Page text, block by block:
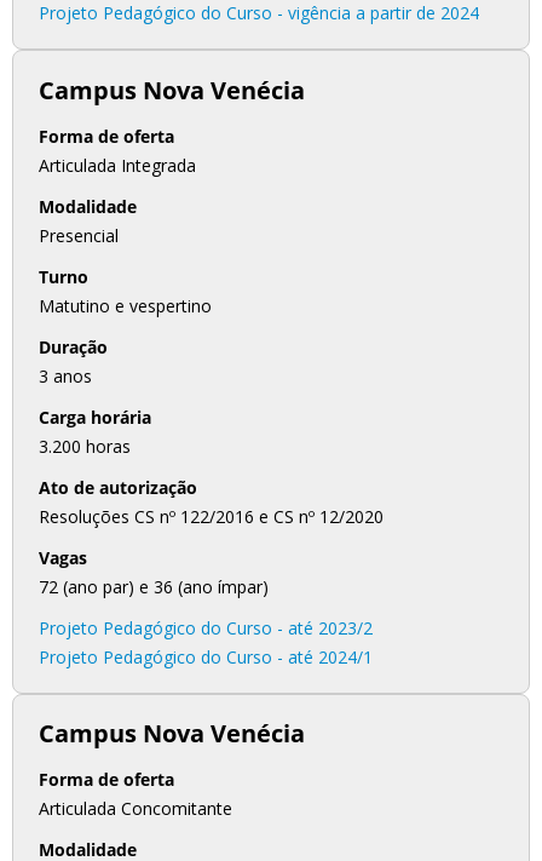
Projeto Pedagógico do Curso - vigência a partir de 2024
Campus Nova Venécia
Forma de oferta
Articulada Integrada
Modalidade
Presencial
Turno
Matutino e vespertino
Duração
3 anos
Carga horária
3.200 horas
Ato de autorização
Resoluções CS nº 122/2016 e CS nº 12/2020
Vagas
72 (ano par) e 36 (ano ímpar)
Projeto Pedagógico do Curso - até 2023/2
Projeto Pedagógico do Curso - até 2024/1
Campus Nova Venécia
Forma de oferta
Articulada Concomitante
Modalidade